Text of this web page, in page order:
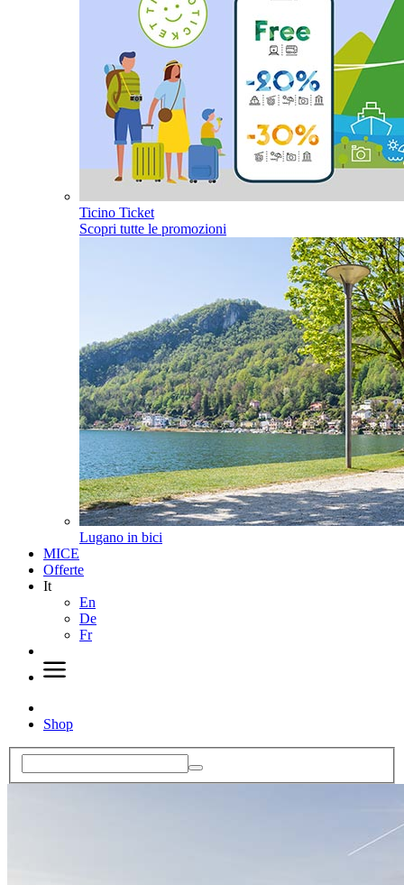
Ticino Ticket
Scopri tutte le promozioni
Lugano in bici
MICE
Offerte
It
En
De
Fr
Shop